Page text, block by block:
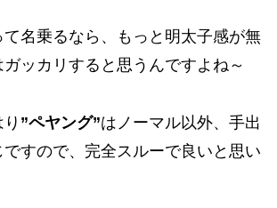
名乗るなら、もっと明太子感が無
ッカリすると思うんですよね～
”ペヤング”はノーマル以外、手出
ですので、完全スルーで良いと思い